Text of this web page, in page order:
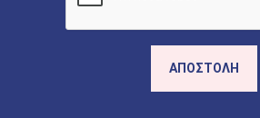
ΑΠΟΣΤΟΛΉ